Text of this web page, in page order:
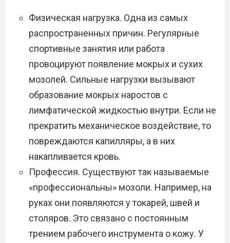
Физическая нагрузка. Одна из самых
распространенных причин. Регулярные
спортивные занятия или работа
провоцируют появление мокрых и сухих
мозолей. Сильные нагрузки вызывают
образование мокрых наростов с
лимфатической жидкостью внутри. Если не
прекратить механическое воздействие, то
повреждаются капилляры, а в них
накапливается кровь.
Профессия. Существуют так называемые
«профессиональны» мозоли. Например, на
руках они появляются у токарей, швей и
столяров. Это связано с постоянным
трением рабочего инструмента о кожу. У